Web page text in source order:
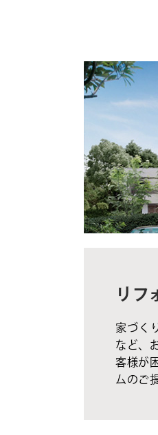
リフ
家づく
など、
客様が
ムのご